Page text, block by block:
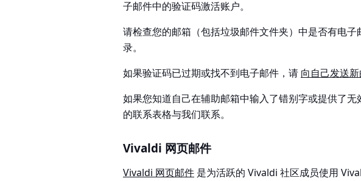
子邮件中的验证码激活账户。
请检查您的邮箱（包括垃圾邮件文件夹）中是否有电
录。
如果验证码已过期或找不到电子邮件，请 向自己发送
如果您知道自己在辅助邮箱中输入了错别字或提供了
的联系表格与我们联系。
Vivaldi 网页邮件
Vivaldi 网页邮件 是为活跃的 Vivaldi 社区成员使用